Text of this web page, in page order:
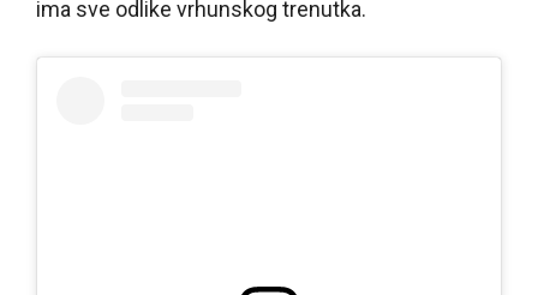
ima sve odlike vrhunskog trenutka.